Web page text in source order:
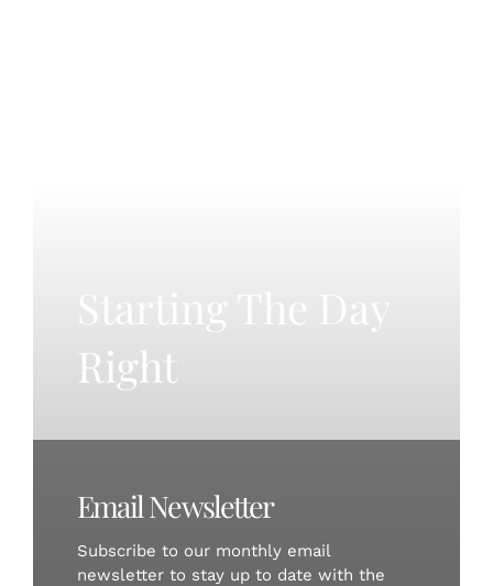
Starting The Day
Right
Email Newsletter
Subscribe to our monthly email
newsletter to stay up to date with the